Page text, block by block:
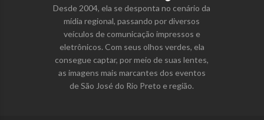
Desde 2004, ela se desponta no cenário da
mídia regional, passando por diversos
veículos de comunicação impressos e
eletrônicos. Com seus olhos verdes, ela
consegue captar, por meio de suas lentes,
as imagens mais marcantes dos eventos
de São José do Rio Preto e região.